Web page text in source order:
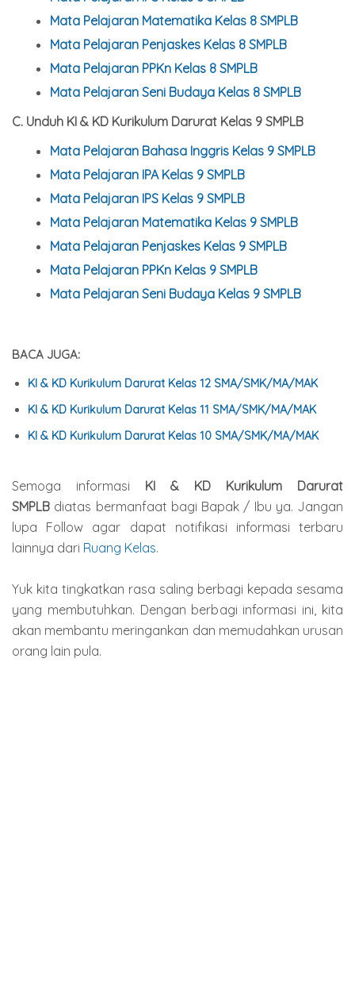
Mata Pelajaran Matematika Kelas 8 SMPLB
Mata Pelajaran Penjaskes Kelas 8 SMPLB
Mata Pelajaran PPKn Kelas 8 SMPLB
Mata Pelajaran Seni Budaya Kelas 8 SMPLB
C. Unduh KI & KD Kurikulum Darurat Kelas 9 SMPLB
Mata Pelajaran Bahasa Inggris Kelas 9 SMPLB
Mata Pelajaran IPA Kelas 9 SMPLB
Mata Pelajaran IPS Kelas 9 SMPLB
Mata Pelajaran Matematika Kelas 9 SMPLB
Mata Pelajaran Penjaskes Kelas 9 SMPLB
Mata Pelajaran PPKn Kelas 9 SMPLB
Mata Pelajaran Seni Budaya Kelas 9 SMPLB
BACA JUGA:
KI & KD Kurikulum Darurat Kelas 12 SMA/SMK/MA/MAK
KI & KD Kurikulum Darurat Kelas 11 SMA/SMK/MA/MAK
KI & KD Kurikulum Darurat Kelas 10 SMA/SMK/MA/MAK
Semoga informasi KI & KD Kurikulum Darurat
SMPLB diatas bermanfaat bagi Bapak / Ibu ya. Jangan
lupa Follow agar dapat notifikasi informasi terbaru
lainnya dari Ruang Kelas.
Yuk kita tingkatkan rasa saling berbagi kepada sesama
yang membutuhkan. Dengan berbagi informasi ini, kita
akan membantu meringankan dan memudahkan urusan
orang lain pula.